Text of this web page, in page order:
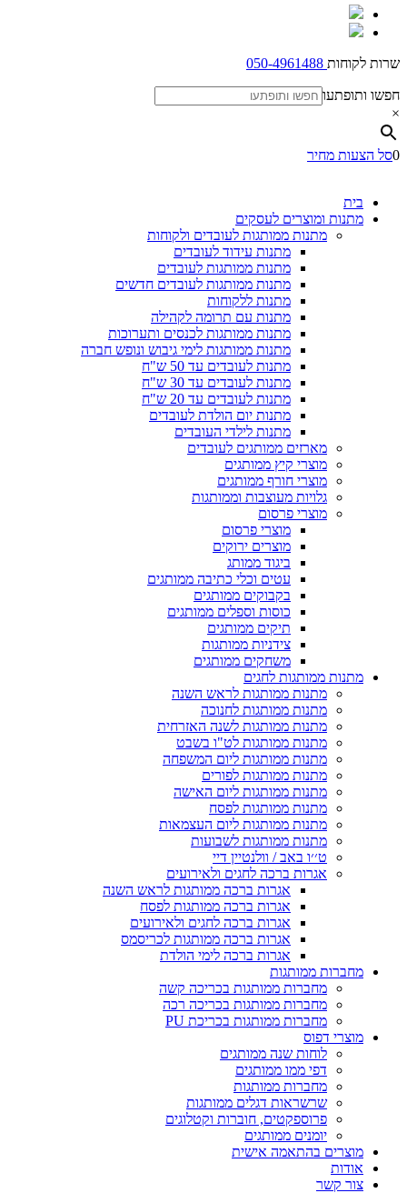
שרות לקוחות
חפשו ותופתעו
×
0סל הצעות מחיר
בית
מתנות ומוצרים לעסקים
מתנות ממותגות לעובדים ולקוחות
מתנות עידוד לעובדים
מתנות ממותגות לעובדים
מתנות ממותגות לעובדים חדשים
מתנות ללקוחות
מתנות עם תרומה לקהילה
מתנות ממותגות לכנסים ותערוכות
מתנות ממותגות לימי גיבוש ונופש חברה
מתנות לעובדים עד 50 ש"ח
מתנות לעובדים עד 30 ש"ח
מתנות לעובדים עד 20 ש"ח
מתנות יום הולדת לעובדים
מתנות לילדי העובדים
מארזים ממותגים לעובדים
מוצרי קיץ ממותגים
מוצרי חורף ממותגים
גלויות מעוצבות וממותגות
מוצרי פרסום
מוצרי פרסום
מוצרים ירוקים
ביגוד ממותג
עטים וכלי כתיבה ממותגים
בקבוקים ממותגים
כוסות וספלים ממותגים
תיקים ממותגים
צידניות ממותגות
משחקים ממותגים
מתנות ממותגות לחגים
מתנות ממותגות לראש השנה
מתנות ממותגות לחנוכה
מתנות ממותגות לשנה האזרחית
מתנות ממותגות לט"ו בשבט
מתנות ממותגות ליום המשפחה
מתנות ממותגות לפורים
מתנות ממותגות ליום האישה
מתנות ממותגות לפסח
מתנות ממותגות ליום העצמאות
מתנות ממותגות לשבועות
ט׳׳ו באב / וולנטיין דיי
אגרות ברכה לחגים ולאירועים
אגרות ברכה ממותגות לראש השנה
אגרות ברכה ממותגות לפסח
אגרות ברכה לחגים ולאירועים
אגרות ברכה ממותגות לכריסמס
אגרות ברכה לימי הולדת
מחברות ממותגות
מחברות ממותגות בכריכה קשה
מחברות ממותגות בכריכה רכה
מחברות ממותגות בכריכת PU
מוצרי דפוס
לוחות שנה ממותגים
דפי ממו ממותגים
מחברות ממותגות
שרשראות דגלים ממותגות
פרוספקטים, חוברות וקטלוגים
יומנים ממותגים
מוצרים בהתאמה אישית
אודות
צור קשר